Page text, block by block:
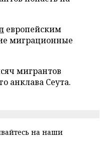
европейским
миграционные
мигрантов
анклава Сеута.
на наши